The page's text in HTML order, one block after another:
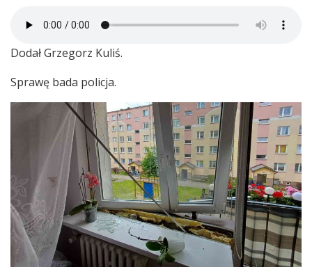
Dodał Grzegorz Kuliś.
Sprawę bada policja.